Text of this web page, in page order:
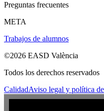
Preguntas frecuentes
META
Trabajos de alumnos
©2026 EASD València
Todos los derechos reservados
CalidadAviso legal y política